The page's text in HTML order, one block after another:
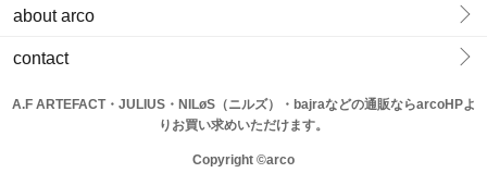
about arco
contact
A.F ARTEFACT・JULIUS・NILøS（ニルズ）・bajraなどの通販ならarcoHPよ
りお買い求めいただけます。
Copyright ©arco